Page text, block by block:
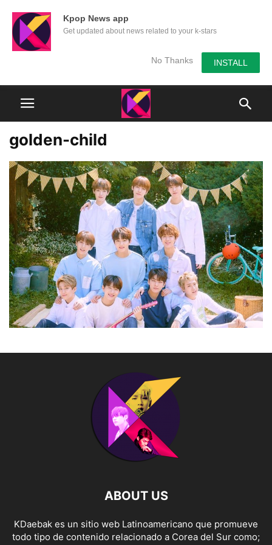
Kpop News app
Get updated about news related to your k-stars
No Thanks INSTALL
golden-child
ABOUT US
KDaebak es un sitio web Latinoamericano que promueve
todo tipo de contenido relacionado a Corea del Sur como;